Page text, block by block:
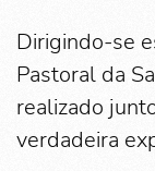
Dirigindo-se
Pastoral da
realizado
verdadeira